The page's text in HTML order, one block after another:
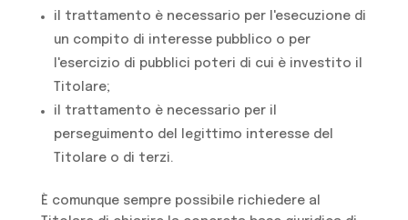
il trattamento è necessario per l'esecuzione di
un compito di interesse pubblico o per
l'esercizio di pubblici poteri di cui è investito il
Titolare;
il trattamento è necessario per il
perseguimento del legittimo interesse del
Titolare o di terzi.
È comunque sempre possibile richiedere al